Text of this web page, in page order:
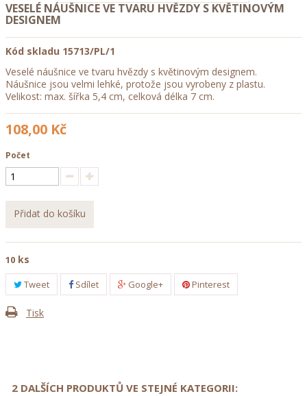
VESELÉ NÁUŠNICE VE TVARU HVĚZDY S KVĚTINOVÝM
DESIGNEM
Kód skladu 15713/PL/1
Veselé náušnice ve tvaru hvězdy s květinovým designem.
Náušnice jsou velmi lehké, protože jsou vyrobeny z plastu.
Velikost: max. šířka 5,4 cm, celková délka 7 cm.
108,00 Kč
Počet
Přidat do košíku
10 ks
Tweet Sdílet Google+ Pinterest
Tisk
2 DALŠÍCH PRODUKTŮ VE STEJNÉ KATEGORII: